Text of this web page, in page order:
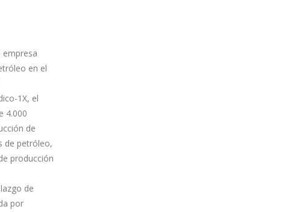
empresa
en el
1X, el
4.000
de
de petróleo,
producción
de
por